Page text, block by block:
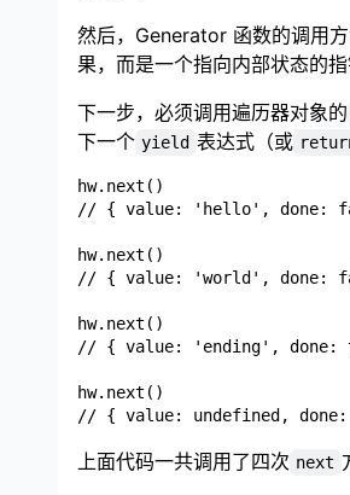
然后，Generator 函数的调用
果，而是一个指向内部状态的
下一步，必须调用遍历器对象的
下一个 yield 表达式（或
hw.next()
// { value: 'hello', done:
hw.next()
// { value: 'world', done:
hw.next()
// { value: 'ending', done:
hw.next()
上面代码一共调用了四次 next